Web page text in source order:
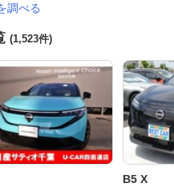
調べる
(1,523件)
B5 X